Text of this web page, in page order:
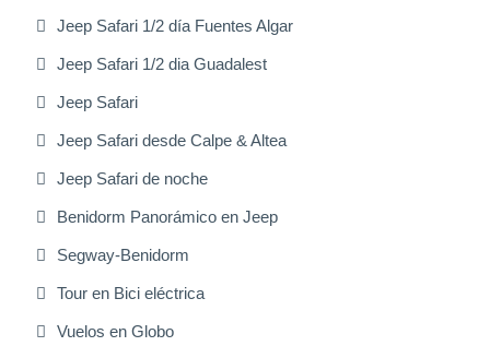
Jeep Safari 1/2 día Fuentes Algar
Jeep Safari 1/2 dia Guadalest
Jeep Safari
Jeep Safari desde Calpe & Altea
Jeep Safari de noche
Benidorm Panorámico en Jeep
Segway-Benidorm
Tour en Bici eléctrica
Vuelos en Globo